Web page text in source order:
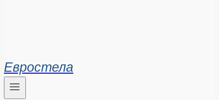
Евростела